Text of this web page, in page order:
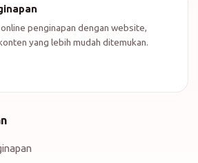
penginapan dengan website,
yang lebih mudah ditemukan.